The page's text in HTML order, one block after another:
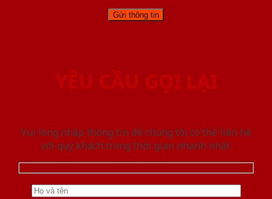
YÊU CẦU GỌI LẠI
Vui lòng nhập thông tin để chúng tôi có thể liên hệ
với quý khách trong thời gian nhanh nhất.